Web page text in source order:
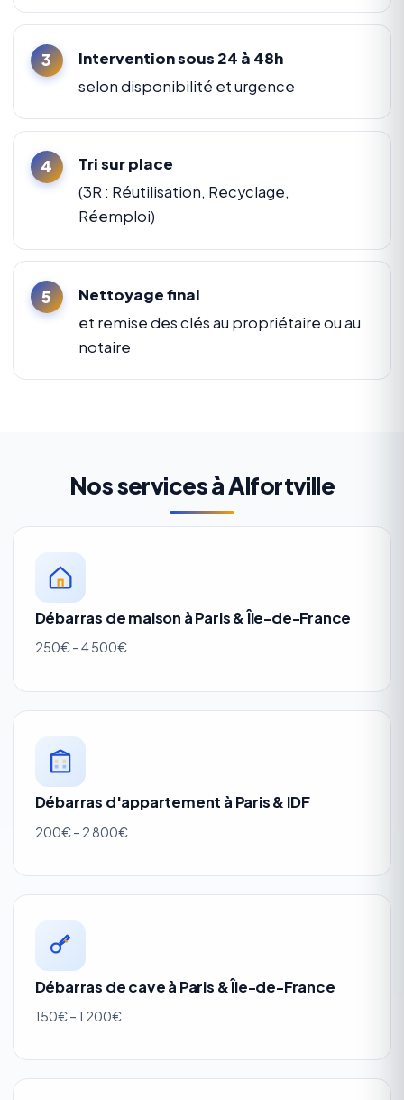
Intervention sous 24 à 48h
selon disponibilité et urgence
Tri sur place
(3R : Réutilisation, Recyclage,
Réemploi)
Nettoyage final
et remise des clés au propriétaire ou au
notaire
Nos services à Alfortville
Débarras de maison à Paris & Île-de-France
250€ – 4 500€
Débarras d'appartement à Paris & IDF
200€ – 2 800€
Débarras de cave à Paris & Île-de-France
150€ – 1 200€